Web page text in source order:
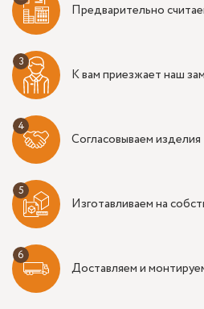
Предварительно
К вам приезжает наш
Согласовываем изделия
Изготавливаем на
Доставляем и